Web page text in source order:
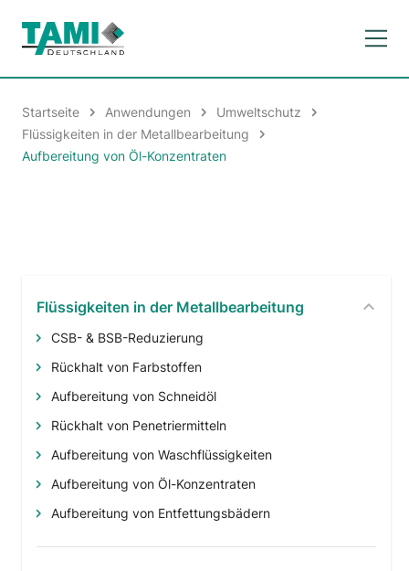
Startseite Anwendungen
Umweltschutz
Flüssigkeiten in der Metallbearbeitung
Aufbereitung von Öl-Konzentraten
Flüssigkeiten in der Metallbearbeitung
CSB- & BSB-Reduzierung
Rückhalt von Farbstoffen
Aufbereitung von Schneidöl
Rückhalt von Penetriermitteln
Aufbereitung von Waschflüssigkeiten
Aufbereitung von Öl-Konzentraten
Aufbereitung von Entfettungsbädern